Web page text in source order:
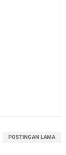
POSTINGAN LAMA